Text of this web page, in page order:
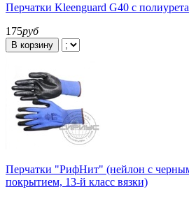
Перчатки Kleenguard G40 с
175руб
В корзину
Перчатки "РифНит" (нейлон с
покрытием, 13-й класс вязки)